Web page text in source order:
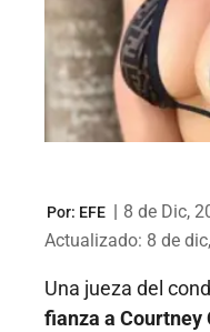
Por: EFE | 8 de Dic,
Actualizado: 8 de
Una jueza del
fianza a Courtney